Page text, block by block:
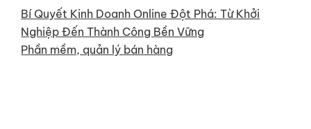
Bí Quyết Kinh Doanh Online Đột Phá: Từ Khởi
Nghiệp Đến Thành Công Bền Vững
Phần mềm, quản lý bán hàng